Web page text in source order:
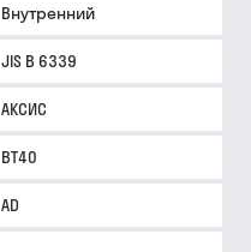
Внутренний
JIS B 6339
АКСИС
BT40
AD